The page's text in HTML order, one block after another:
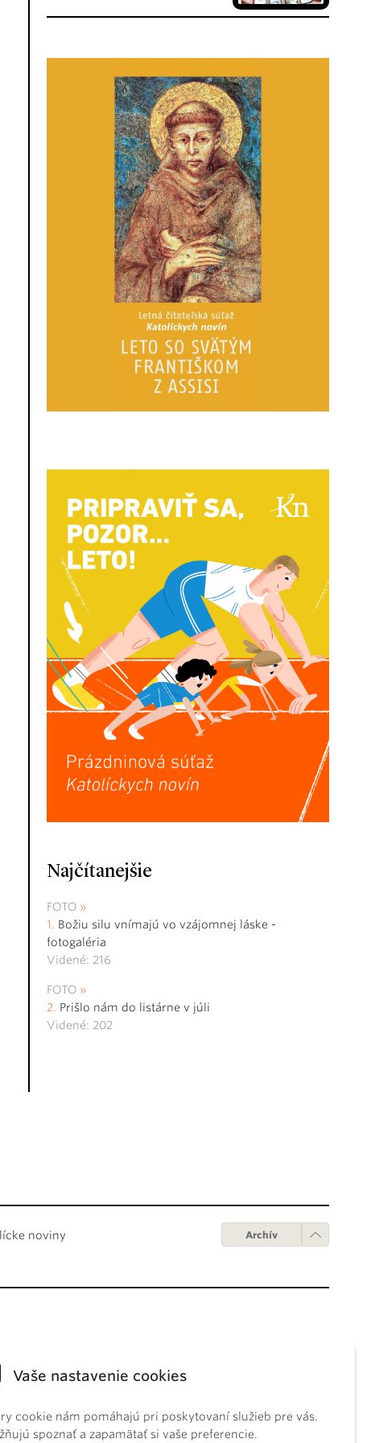
Vaše nastavenie cookies
cookie nám pomáhajú pri poskytovaní služieb pre vás.
spoznať a zapamätať si vaše preferencie.
Najčítanejšie
FOTO
Božiu silu vnímajú vo vzájomnej láske -
fotogaléria
Videné: 216
FOTO
Prišlo nám do listárne v júli
Videné: 202
noviny Archív
úradov
koncil
práva
Digitálne vydanie
Používanie cookies